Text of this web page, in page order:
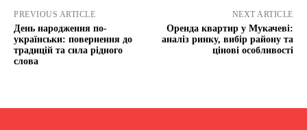
PREVIOUS ARTICLE
День народження по-
українськи: повернення до
традицій та сила рідного
слова
NEXT ARTICLE
Оренда квартир у Мукачеві:
аналіз ринку, вибір району та
цінові особливості